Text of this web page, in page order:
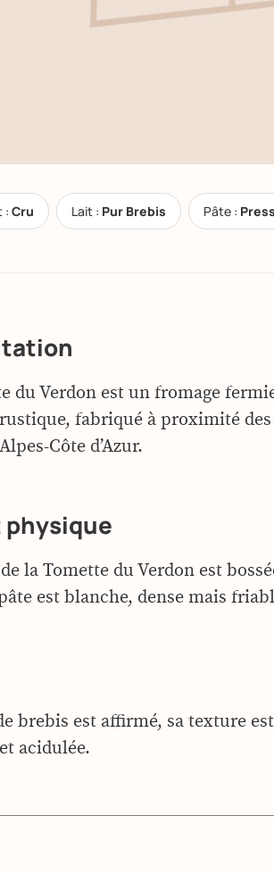
: Cru Lait : Pur Brebis Pâte :
du Verdon est un fromage
fabriqué à proximité des
Côte d’Azur.
la Tomette du Verdon est
est blanche, dense mais
brebis est affirmé, sa texture
acidulée.